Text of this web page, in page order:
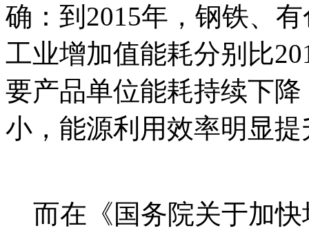
确：到2015年，钢铁、
工业增加值能耗分别比
要产品单位能耗持续下
小，能源利用效率明显
而在《国务院关于加快